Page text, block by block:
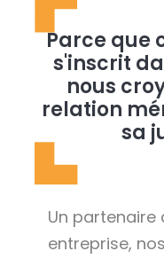
Parce que
s'inscrit
nous
relation
sa
Un
entreprise, nos